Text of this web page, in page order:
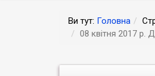
Ви тут: Головна
08 квітня 2017 р.